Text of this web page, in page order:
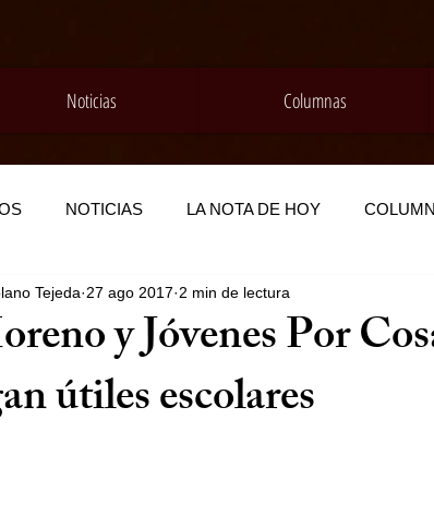
Noticias Columnas
NOTICIAS LA NOTA DE HOY
y Jóvenes Por
útiles escolares
Tejeda 27 ago 2017 2 min de lectura